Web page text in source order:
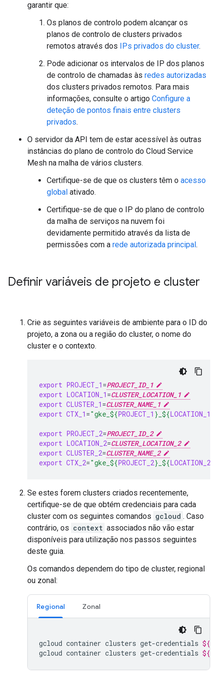
garantir que:
Os planos de controlo podem alcançar os
planos de controlo de clusters privados
remotos através dos IPs privados do cluster.
Pode adicionar os intervalos de IP dos planos
de controlo de chamadas às redes autorizadas
dos clusters privados remotos. Para mais
informações, consulte o artigo Configure a
deteção de pontos finais entre clusters
privados.
O servidor da API tem de estar acessível às outras
instâncias do plano de controlo do Cloud Service
Mesh na malha de vários clusters.
Certifique-se de que os clusters têm o acesso
global ativado.
Certifique-se de que o IP do plano de controlo
da malha de serviços na nuvem foi
devidamente permitido através da lista de
permissões com a rede autorizada principal.
Definir variáveis de projeto e cluster
Crie as seguintes variáveis de ambiente para o ID do
projeto, a zona ou a região do cluster, o nome do
cluster e o contexto.
export PROJECT_1 =PROJECT_ID_1
export LOCATION_1 =CLUSTER_LOCATION_1
export CLUSTER_1 =CLUSTER_NAME_1
export CTX_1 ="gke_ ${PROJECT_1 } ${LOCATION_1
export PROJECT_2=PROJECT_ID_2
export LOCATION_2=CLUSTER_LOCATION_2
export CLUSTER_2=CLUSTER_NAME_2
export CTX_2="gke_ ${PROJECT_2} ${LOCATION_2
Se estes forem clusters criados recentemente,
certifique-se de que obtém credenciais para cada
cluster com os seguintes comandos gcloud . Caso
contrário, os context associados não vão estar
disponíveis para utilização nos passos seguintes
deste guia.
Os comandos dependem do tipo de cluster, regional
ou zonal:
Regional Zonal
gcloud container clusters get-credentials ${
gcloud container clusters get-credentials ${